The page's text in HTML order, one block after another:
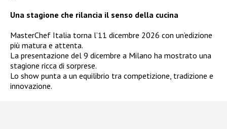
Una stagione che rilancia il senso della cucina
MasterChef Italia torna l’11 dicembre 2026 con un’edizione
più matura e attenta.
La presentazione del 9 dicembre a Milano ha mostrato una
stagione ricca di sorprese.
Lo show punta a un equilibrio tra competizione, tradizione e
innovazione.